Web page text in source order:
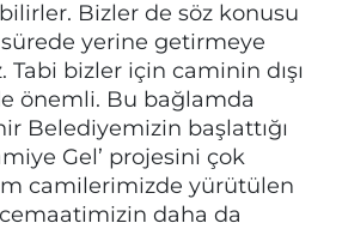
Bizler de söz konusu
yerine getirmeye
bizler için caminin dışı
önemli. Bu bağlamda
Belediyemizin başlattığı
Gel’ projesini çok
camilerimizde yürütülen
daha da